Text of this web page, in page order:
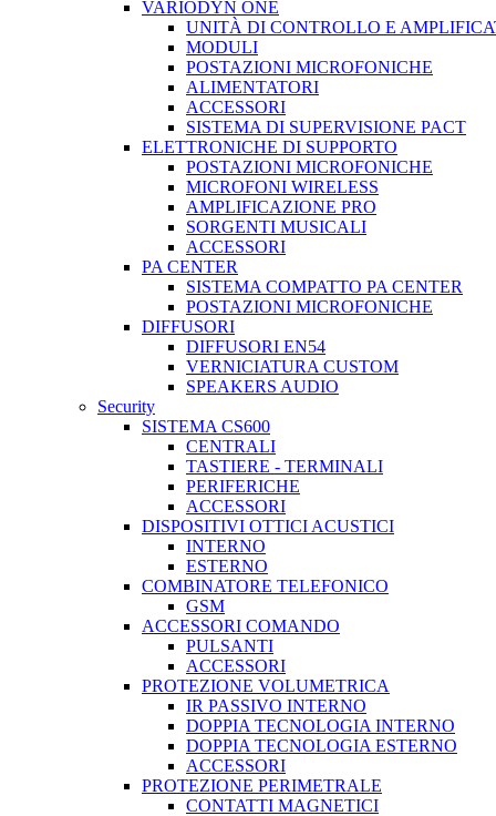
VARIODYN ONE
UNITÀ DI CONTROLLO E
MODULI
POSTAZIONI MICROFONICHE
ALIMENTATORI
ACCESSORI
SISTEMA DI SUPERVISIONE PACT
ELETTRONICHE DI SUPPORTO
POSTAZIONI MICROFONICHE
MICROFONI WIRELESS
AMPLIFICAZIONE PRO
SORGENTI MUSICALI
ACCESSORI
PA CENTER
SISTEMA COMPATTO PA CENTER
POSTAZIONI MICROFONICHE
DIFFUSORI
DIFFUSORI EN54
VERNICIATURA CUSTOM
SPEAKERS AUDIO
Security
SISTEMA CS600
CENTRALI
TASTIERE - TERMINALI
PERIFERICHE
ACCESSORI
DISPOSITIVI OTTICI ACUSTICI
INTERNO
ESTERNO
COMBINATORE TELEFONICO
GSM
ACCESSORI COMANDO
PULSANTI
ACCESSORI
PROTEZIONE VOLUMETRICA
IR PASSIVO INTERNO
DOPPIA TECNOLOGIA INTERNO
DOPPIA TECNOLOGIA ESTERNO
ACCESSORI
PROTEZIONE PERIMETRALE
CONTATTI MAGNETICI